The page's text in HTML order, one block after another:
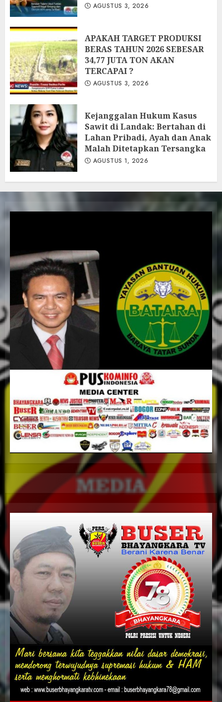
AGUSTUS 3, 2026
APAKAH TARGET PRODUKSI
BERAS TAHUN 2026 SEBESAR
34,77 JUTA TON AKAN
TERCAPAI ?
AGUSTUS 3, 2026
Kejanggalan Hukum Kasus
Sawit di Landak: Bertahan di
Lahan Pribadi, Ayah dan Anak
Malah Ditetapkan Tersangka
AGUSTUS 1, 2026